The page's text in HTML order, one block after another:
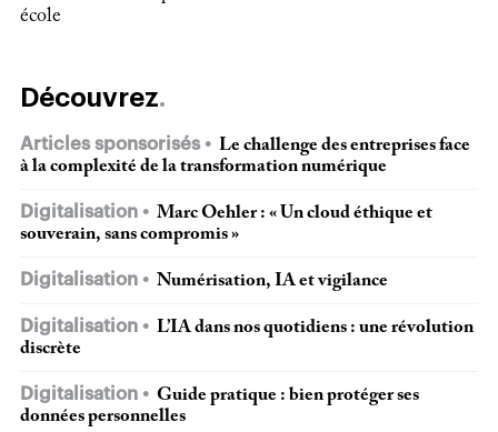
école
Découvrez
Articles sponsorisés
Le challenge des entreprises face
à la complexité de la transformation numérique
Digitalisation
Marc Oehler : « Un cloud éthique et
souverain, sans compromis »
Digitalisation Numérisation, IA et vigilance
Digitalisation
L’IA dans nos quotidiens : une révolution
discrète
Digitalisation
Guide pratique : bien protéger ses
données personnelles